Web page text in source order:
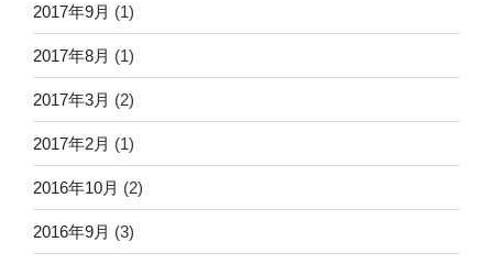
2017年9月 (1)
2017年8月 (1)
2017年3月 (2)
2017年2月 (1)
2016年10月 (2)
2016年9月 (3)